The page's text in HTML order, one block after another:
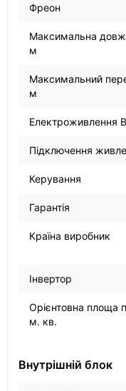
Фреон
Максимальна
м
Максимальний
м
Електроживлення
Підключення
Керування
Гарантія
Країна виробник
Інвертор
Орієнтовна площа
м. кв.
Внутрішній блок